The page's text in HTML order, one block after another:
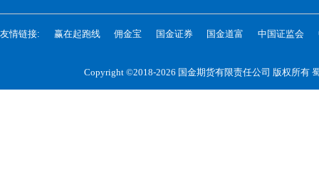
友情链接: 赢在起跑线 佣金宝 国金证券 国金道富 中国证监会
Copyright ©2018-2026 国金期货有限责任公司 版权所有